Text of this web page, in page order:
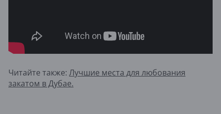
Читайте также: Лучшие места для любования
закатом в Дубае.